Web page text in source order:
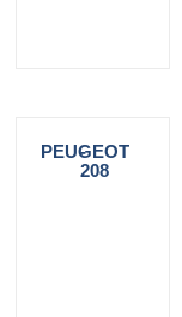
PEUGEOT
-
208